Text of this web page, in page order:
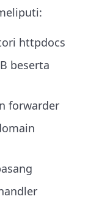
httpdocs
beserta
forwarder